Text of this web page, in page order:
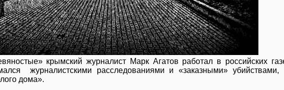
крымский журналист Марк Агатов работал в российских
журналистскими расследованиями и «заказными»
дома».